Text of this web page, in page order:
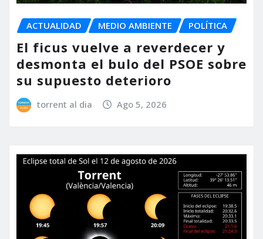
ACTUALIDAD MEDIO AMBIENTE POLÍTICA
El ficus vuelve a reverdecer y
desmonta el bulo del PSOE sobre
su supuesto deterioro
torrent al dia Ago 5, 2026